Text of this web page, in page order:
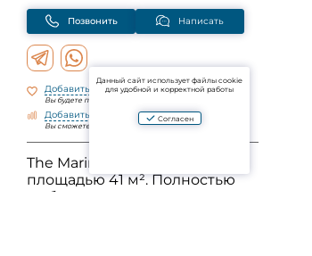
Позвонить Написать
Добавить в избранное
Вы будете получать уведомления об изменениях
Добавить к сравнению
Вы сможете сравнить объекты по параметрам
The Marin — уютная студия
площадью 41 м². Полностью
меблирована, готова к
Данный сайт использует файлы cookie
для удобной и корректной работы
Согласен